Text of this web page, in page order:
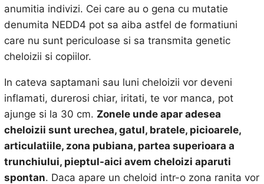
anumitia indivizi. Cei care au o gena cu mutatie
denumita NEDD4 pot sa aiba astfel de formatiuni
care nu sunt periculoase si sa transmita genetic
cheloizii si copiilor.
In cateva saptamani sau luni cheloizii vor deveni
inflamati, durerosi chiar, iritati, te vor manca, pot
ajunge si la 30 cm. Zonele unde apar adesea
cheloizii sunt urechea, gatul, bratele, picioarele,
articulatiile, zona pubiana, partea superioara a
trunchiului, pieptul-aici avem cheloizi aparuti
spontan. Daca apare un cheloid intr-o zona ranita vor